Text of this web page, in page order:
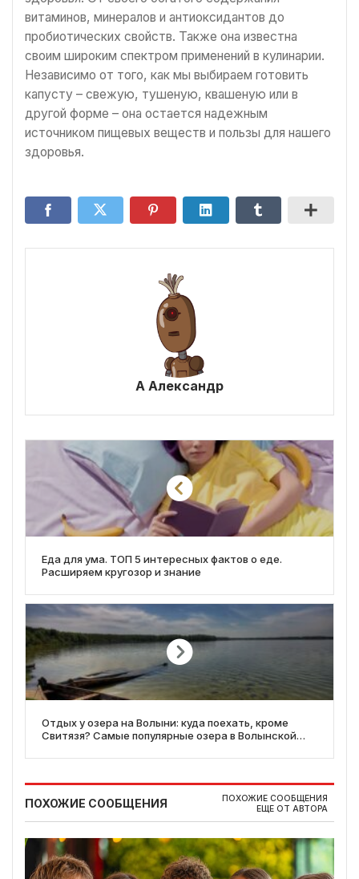
витаминов, минералов и антиоксидантов до
пробиотических свойств. Также она известна
своим широким спектром применений в кулинарии.
Независимо от того, как мы выбираем готовить
капусту – свежую, тушеную, квашеную или в
другой форме – она остается надежным
источником пищевых веществ и пользы для нашего
здоровья.
А Александр
Еда для ума. ТОП 5 интересных фактов о еде.
Расширяем кругозор и знание
Отдых у озера на Волыни: куда поехать, кроме
Свитязя? Самые популярные озера в Волынской
ПОХОЖИЕ СООБЩЕНИЯ
ПОХОЖИЕ СООБЩЕНИЯ
ЕЩЕ ОТ АВТОРА